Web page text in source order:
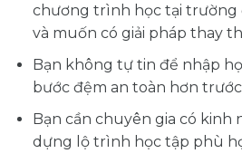
chương trình học tại trường
và muốn có giải pháp thay
Bạn không tự tin để nhập
bước đệm an toàn hơn
Bạn cần chuyên gia có kinh
dựng lộ trình học tập phù